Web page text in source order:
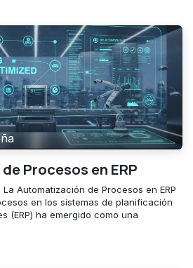
Procesos en ERP
Automatización de Procesos en ERP
en los sistemas de planificación
(ERP) ha emergido como una